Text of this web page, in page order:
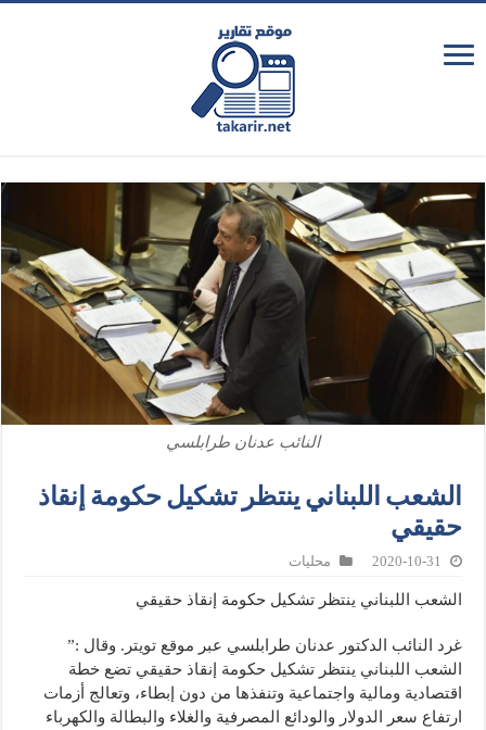
النائب عدنان طرابلسي
الشعب اللبناني ينتظر تشكيل حكومة إنقاذ
حقيقي
2020-10-31 محليات
الشعب اللبناني ينتظر تشكيل حكومة إنقاذ حقيقي
غرد النائب الدكتور عدنان طرابلسي عبر موقع تويتر. وقال :”
الشعب اللبناني ينتظر تشكيل حكومة إنقاذ حقيقي تضع خطة
اقتصادية ومالية واجتماعية وتنفذها من دون إبطاء، وتعالج أزمات
ارتفاع سعر الدولار والودائع المصرفية والغلاء والبطالة والكهرباء